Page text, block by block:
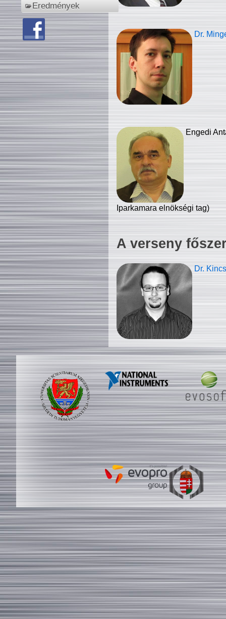
Eredmények
Dr.
Engedi
Iparkamara elnökségi tag)
A verseny
Dr.